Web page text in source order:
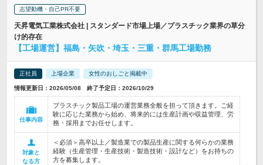
志望動機・自己PR不要
天昇電気工業株式会社 | スタンダード市場上場／プラスチック業界の草分
け的存在
【工場運営】福島・矢吹・埼玉・三重・群馬工場勤務
正社員 上場企業 女性のおしごと掲載中
情報更新日：2026/05/08 終了予定日：2026/10/29
仕事内容
プラスチック製品工場の運営業務全般を担って頂きます。ご経
験に応じた業務から始め、将来的には生産計画や収益管理、労
務・採用までお任せします。
対象と
なる方
＜必須＞高卒以上／製造業での製品生産に関する何らかの業務
経験（生産管理・生産技術・製造技術・設計など）をお持ちの
方を募集します。